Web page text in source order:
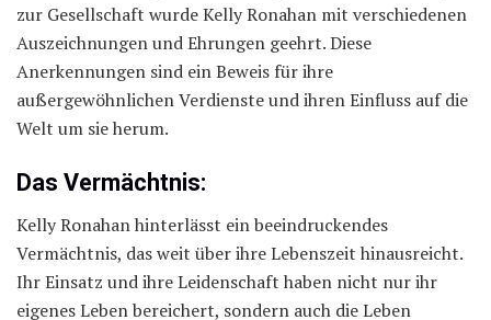
zur Gesellschaft wurde Kelly Ronahan mit verschiedenen
Auszeichnungen und Ehrungen geehrt. Diese
Anerkennungen sind ein Beweis für ihre
außergewöhnlichen Verdienste und ihren Einfluss auf die
Welt um sie herum.
Das Vermächtnis:
Kelly Ronahan hinterlässt ein beeindruckendes
Vermächtnis, das weit über ihre Lebenszeit hinausreicht.
Ihr Einsatz und ihre Leidenschaft haben nicht nur ihr
eigenes Leben bereichert, sondern auch die Leben